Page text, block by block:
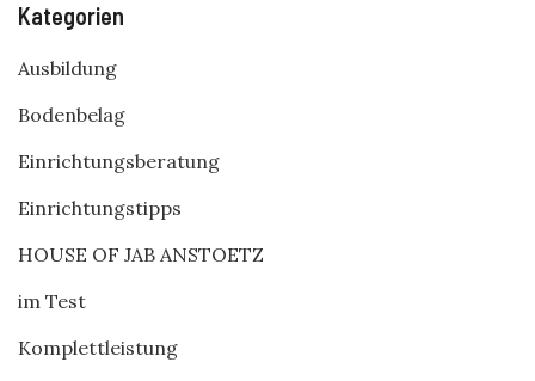
Kategorien
Ausbildung
Bodenbelag
Einrichtungsberatung
Einrichtungstipps
HOUSE OF JAB ANSTOETZ
im Test
Komplettleistung